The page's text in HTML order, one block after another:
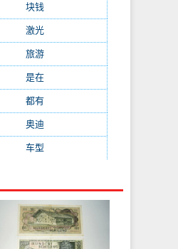
块钱
激光
旅游
是在
都有
奥迪
车型